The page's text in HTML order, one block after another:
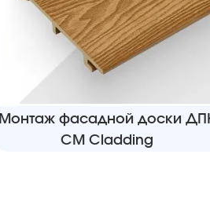
Монтаж фасадной доски
CM Cladding